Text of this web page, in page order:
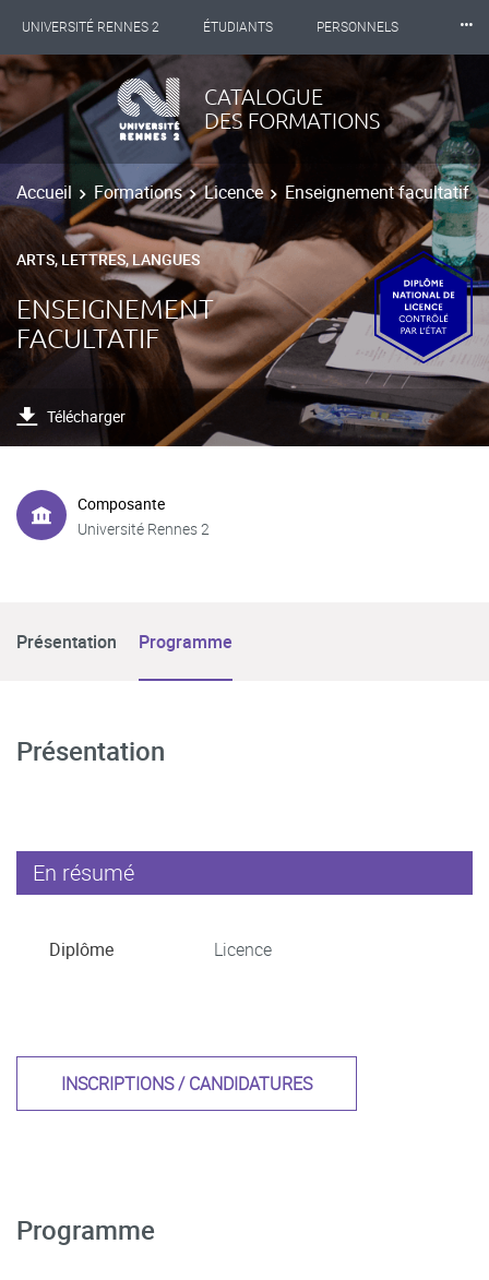
UNIVERSITÉ RENNES 2 ÉTUDIANTS PERSONNELS
INTERNATIONAL PROFESSIONNELS BIBLIOTHÈQUES
LES NOUVELLES DE RENNES 2
⸱⸱⸱
CATALOGUE
DES FORMATIONS
Accueil Formations Licence Enseignement facultatif
ARTS, LETTRES, LANGUES
ENSEIGNEMENT
FACULTATIF
Télécharger
Composante
Université Rennes 2
Présentation Programme
Présentation
En résumé
Diplôme Licence
INSCRIPTIONS / CANDIDATURES
Programme